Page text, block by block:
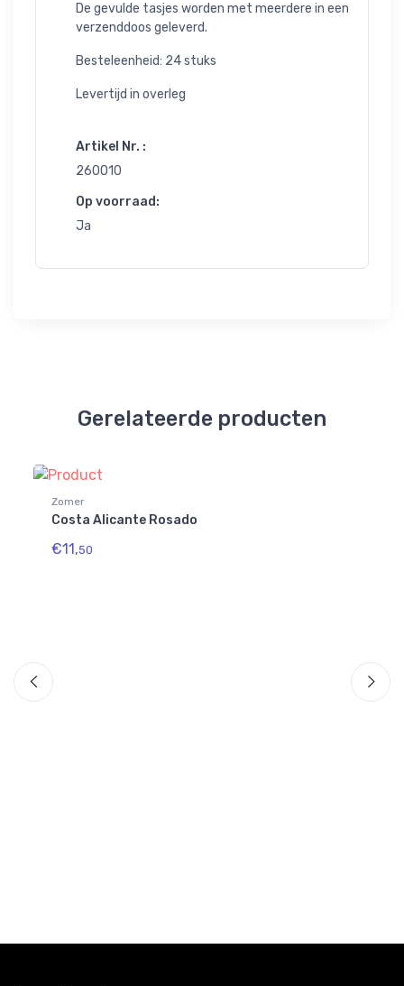
De gevulde tasjes worden met meerdere in een
verzenddoos geleverd.
Besteleenheid: 24 stuks
Levertijd in overleg
Artikel Nr. :
260010
Op voorraad:
Ja
Gerelateerde producten
Zomer
Costa Alicante Rosado
€11,50